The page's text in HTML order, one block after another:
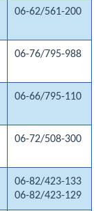
06-62/561-200
06-76/795-988
06-66/795-110
06-72/508-300
06-82/423-133
06-82/423-129